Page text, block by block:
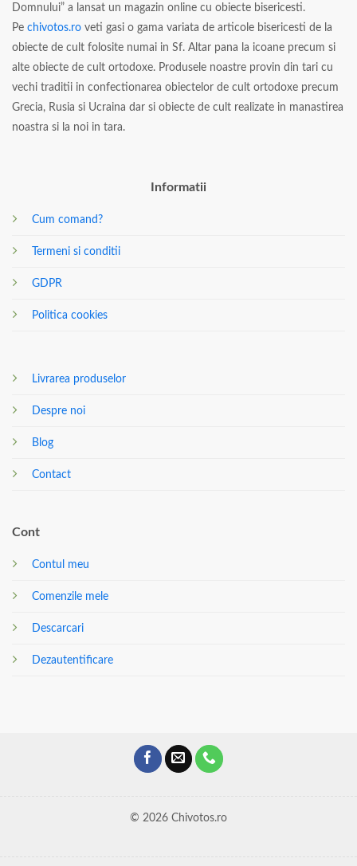
Domnului” a lansat un magazin online cu obiecte bisericesti.
Pe chivotos.ro veti gasi o gama variata de articole bisericesti de la
obiecte de cult folosite numai in Sf. Altar pana la icoane precum si
alte obiecte de cult ortodoxe. Produsele noastre provin din tari cu
vechi traditii in confectionarea obiectelor de cult ortodoxe precum
Grecia, Rusia si Ucraina dar si obiecte de cult realizate in manastirea
noastra si la noi in tara.
Informatii
Cum comand?
Termeni si conditii
GDPR
Politica cookies
Livrarea produselor
Despre noi
Blog
Contact
Cont
Contul meu
Comenzile mele
Descarcari
Dezautentificare
© 2026 Chivotos.ro